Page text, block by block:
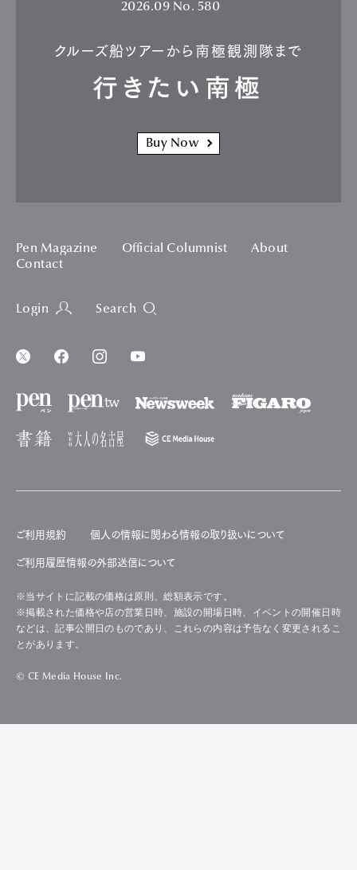
2026.09 No. 580
クルーズ船ツアーから南極観測隊まで
行きたい南極
Buy Now
Pen Magazine Official Columnist
About
Contact
Login Search
ご利用規約 個人の情報に関わる情報の取り扱いについて
ご利用履歴情報の外部送信について
※当サイトに記載の価格は原則、総額表示です。
※掲載された価格や店の営業日時、施設の開場日時、イベントの開催日時
などは、記事公開日のものであり、これらの内容は予告なく変更されるこ
とがあります。
© CE Media House Inc.